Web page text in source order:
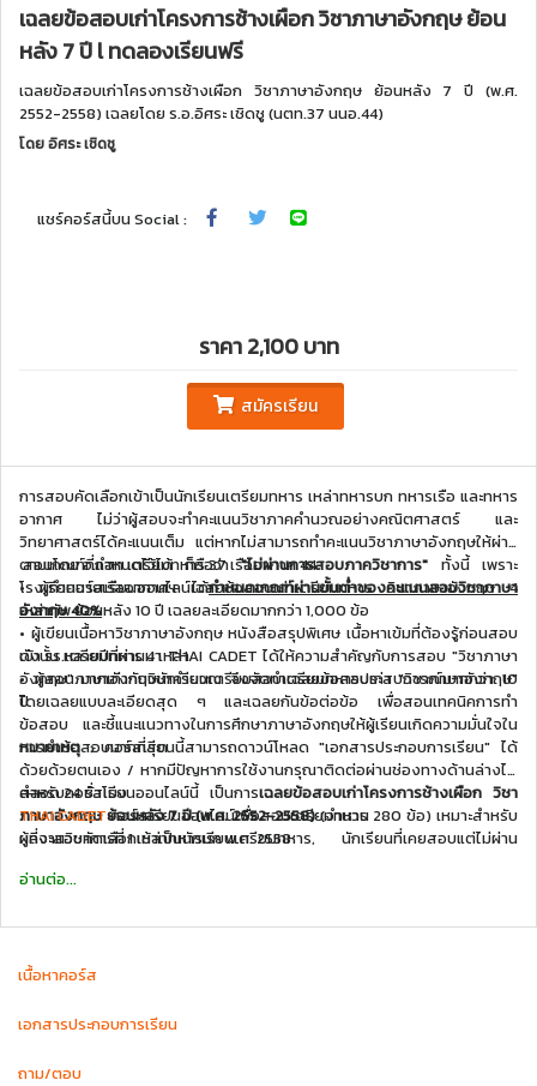
เฉลยข้อสอบเก่าโครงการช้างเผือก วิชาภาษาอังกฤษ ย้อน
หลัง 7 ปี l ทดลองเรียนฟรี
เฉลยข้อสอบเก่าโครงการช้างเผือก วิชาภาษาอังกฤษ ย้อนหลัง 7 ปี (พ.ศ.
2552-2558) เฉลยโดย ร.อ.อิศระ เชิดชู (นตท.37 นนอ.44)
โดยอิศระ เชิดชู
แชร์คอร์สนี้บน Social :
ราคา 2,100 บาท
สมัครเรียน
การสอบคัดเลือกเข้าเป็นนักเรียนเตรียมทหาร เหล่าทหารบก ทหารเรือ และทหาร
อากาศ ไม่ว่าผู้สอบจะทำคะแนนวิชาภาคคำนวณอย่างคณิตศาสตร์ และ
วิทยาศาสตร์ได้คะแนนเต็ม แต่หากไม่สามารถทำคะแนนวิชาภาษาอังกฤษให้ผ่าน
ตามเกณฑ์ที่กำหนดไว้ได้ ก็ถือว่า"ไม่ผ่านการสอบภาควิชาการ" ทั้งนี้ เพราะ
โรงเรียนนายเรืออากาศฯ ได้กำหนดเกณฑ์ผ่านขั้นต่ำของคะแนนสอบวิชาภาษา
อังกฤษ 40%
ดังนั้น หลายปีที่ผ่านมา THAI CADET ได้ให้ความสำคัญกับการสอบ "วิชาภาษา
อังกฤษ" มากเท่ากับวิชาคำนวณ จึงจัดทำเฉลยข้อสอบเก่า "วิชาภาษาอังกฤษ"
โดยเฉลยแบบละเอียดสุด ๆ และเฉลยกันข้อต่อข้อ เพื่อสอนเทคนิคการทำ
ข้อสอบ และชี้แนะแนวทางในการศึกษาภาษาอังกฤษให้ผู้เรียนเกิดความมั่นใจใน
การทำข้อสอบมากที่สุด
สำหรับคอร์สเรียนออนไลน์นี้ เป็นการเฉลยข้อสอบเก่าโครงการช้างเผือก วิชา
ภาษาอังกฤษ ย้อนหลัง 7 ปี (พ.ศ. 2552-2558)(จำนวน 280 ข้อ) เหมาะสำหรับ
ผู้ที่จะสอบคัดเลือกเข้าเป็นนักเรียนเตรียมทหาร, นักเรียนที่เคยสอบแต่ไม่ผ่าน
โรงเรียนจ่าอากาศ, เตรียมวิศวกรรมศาสตร์ ตลอดจนสอบเข้าเรียนต่อใน
สอนโดย อ.แฮท เตรียมทหาร 37 เรืออากาศ 44
• ผู้ทำคอร์สเรียนออนไลน์เฉลยข้อสอบเก่าเตรียมทหาร วิชาภาษาอังกฤษ 4
เหล่าทัพ ย้อนหลัง 10 ปี เฉลยละเอียดมากกว่า 1,000 ข้อ
• ผู้เขียนเนื้อหาวิชาภาษาอังกฤษ หนังสือสรุปพิเศษ เนื้อหาเข้มที่ต้องรู้ก่อนสอบ
เข้า รร.เตรียมทหาร 4 เหล่า
• ผู้สอนภาษาอังกฤษนักเรียนเตรียมสอบเตรียมทหารประสบการณ์มากกว่า 10
ปี
หมายเหตุ :คอร์สเรียนนี้สามารถดาวน์โหลด "เอกสารประกอบการเรียน" ได้
ด้วยด้วยตนเอง / หากมีปัญหาการใช้งานกรุณาติดต่อผ่านช่องทางด้านล่างได้
ตลอด 24 ชั่วโมง
---
THAI CADETคอร์สเรียนออนไลน์เพื่อสอบเตรียมทหาร
ผลงานวิชาการที่ 1 เหล่าทหารบก พ.ศ. 2558
www.thaicadet.org
www.coursesquare.co/ThaiCadet
อ่านต่อ...
เนื้อหาคอร์ส
เอกสารประกอบการเรียน
ถาม/ตอบ